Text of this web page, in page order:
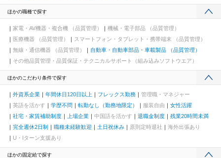
ほかの職種で探す
家電・AV機器・複合機 （品質管理）
機械・電子部品 （品質管理）
医療機器 （品質管理）
スマートフォン・タブレット・携帯端末 （品質管理）
無線・通信機器 （品質管理）
自動車・自動車部品・車載製品 （品質管理）
その他品質管理・品質保証・テクニカルサポート（組み込みソフトウエア）
ほかのこだわり条件で探す
外資系企業 年間休日120日以上 フレックス勤務
管理職・マネジャー
英語を活かす
学歴不問 転勤なし（勤務地限定） 服装自由
女性活躍
社宅・家賃補助制度
上場企業 中国語を活かす 退職金制度
残業20時間未満
完全週休2日制
職種未経験歓迎 土日祝休み 原則定時退社
海外出張あり
U・Iターン支援あり
ほかの固定給で探す